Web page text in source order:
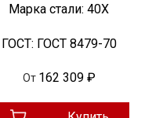
Марка стали: 40Х
ГОСТ: ГОСТ 8479-70
От 162 309 ₽